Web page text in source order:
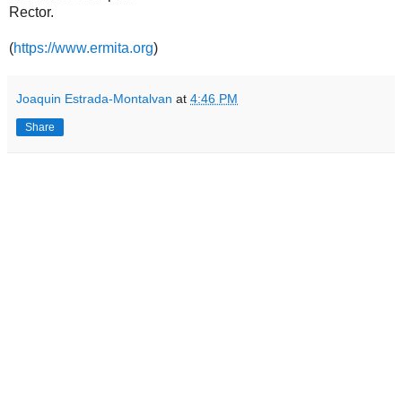
Rector.
(https://www.ermita.org)
Joaquin Estrada-Montalvan at 4:46 PM
Share